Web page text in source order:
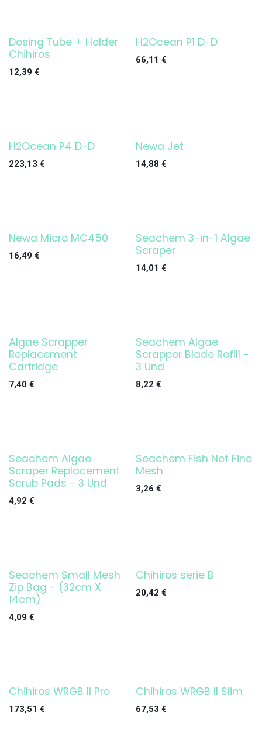
Dosing Tube + Holder
Chihiros
12,39 €
H2Ocean P1 D-D
66,11 €
H2Ocean P4 D-D
223,13 €
Newa Jet
14,88 €
Newa Micro MC450
16,49 €
Seachem 3-in-1 Algae
Scraper
14,01 €
Algae Scrapper
Replacement
Cartridge
7,40 €
Seachem Algae
Scrapper Blade Refill -
3 Und
8,22 €
Seachem Algae
Scraper Replacement
Scrub Pads - 3 Und
4,92 €
Seachem Fish Net Fine
Mesh
3,26 €
Seachem Small Mesh
Zip Bag - (32cm X
14cm)
4,09 €
¡OFERTA!
Chihiros serie B
20,42 €
Chihiros WRGB II Pro
173,51 € ¡OFERTA!
Chihiros WRGB II Slim
67,53 €